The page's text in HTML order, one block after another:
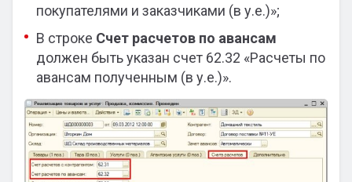
покупателями и заказчиками (в у.е.)»;
В строке Счет расчетов по авансам
должен быть указан счет 62.32 «Расчеты по
авансам полученным (в у.е.)».